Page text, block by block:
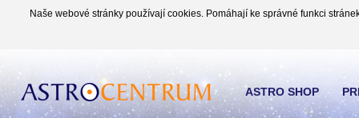
Naše webové stránky používají cookies. Pomáhají ke správné funkci
ASTRO SHOP